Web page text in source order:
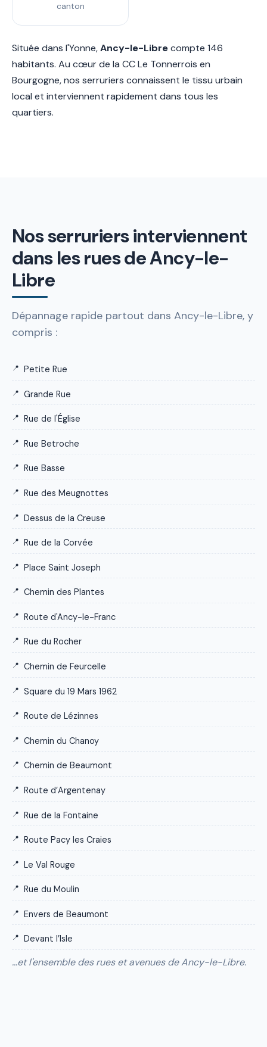
canton
Située dans l'Yonne,Ancy-le-Librecompte 146
habitants. Au cœur de la CC Le Tonnerrois en
Bourgogne, nos serruriers connaissent le tissu urbain
local et interviennent rapidement dans tous les
quartiers.
Nos serruriers interviennent
dans les rues de Ancy-le-
Libre
Dépannage rapide partout dans Ancy-le-Libre, y
compris :
Petite Rue
Grande Rue
Rue de l'Église
Rue Betroche
Rue Basse
Rue des Meugnottes
Dessus de la Creuse
Rue de la Corvée
Place Saint Joseph
Chemin des Plantes
Route d'Ancy-le-Franc
Rue du Rocher
Chemin de Feurcelle
Square du 19 Mars 1962
Route de Lézinnes
Chemin du Chanoy
Chemin de Beaumont
Route d’Argentenay
Rue de la Fontaine
Route Pacy les Craies
Le Val Rouge
Rue du Moulin
Envers de Beaumont
Devant l’Isle
…et l'ensemble des rues et avenues de Ancy-le-Libre.